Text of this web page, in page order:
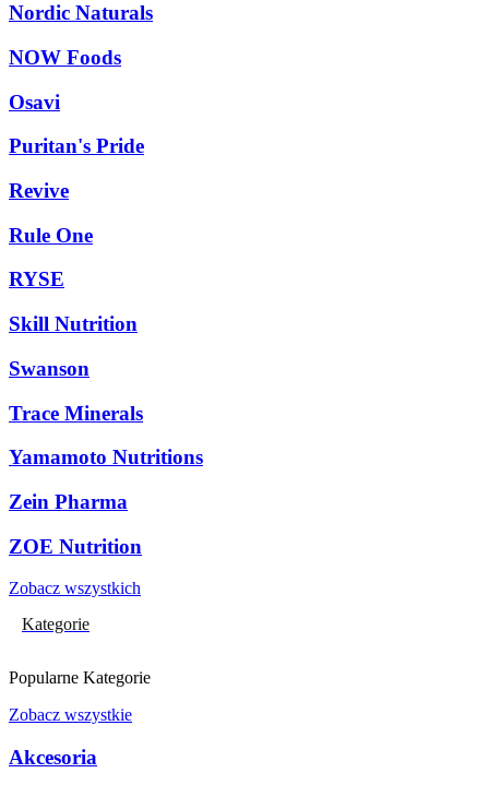
Nordic Naturals
NOW Foods
Osavi
Puritan's Pride
Revive
Rule One
RYSE
Skill Nutrition
Swanson
Trace Minerals
Yamamoto Nutritions
Zein Pharma
ZOE Nutrition
Zobacz wszystkich
Kategorie
Popularne Kategorie
Zobacz wszystkie
Akcesoria